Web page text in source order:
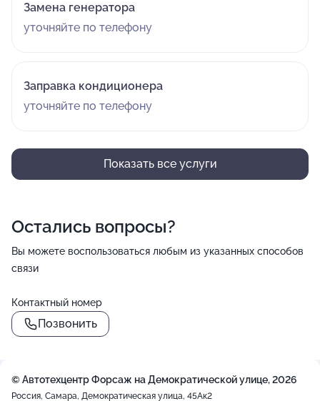
Замена генератора
уточняйте по телефону
Заправка кондиционера
уточняйте по телефону
Показать все услуги
Остались вопросы?
Вы можете воспользоваться любым из указанных способов
связи
Контактный номер
Позвонить
© Автотехцентр Форсаж на Демократической улице, 2026
Россия, Самара, Демократическая улица, 45Ак2